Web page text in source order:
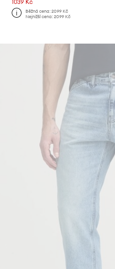
1039 Kč
Běžná cena:2099 Kč
Nejnižší cena:2099 Kč